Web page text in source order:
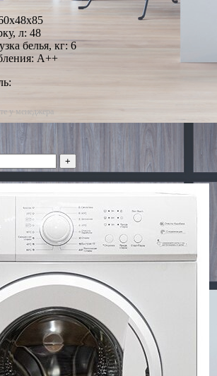
л: 48
белья, кг: 6
A++
у менеджера
+